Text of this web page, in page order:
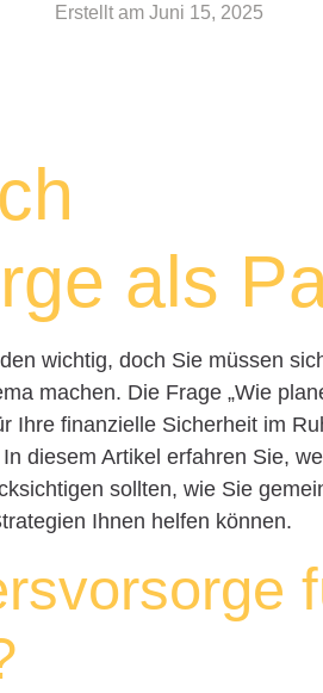
Erstellt am Juni 15, 2025
als
wichtig, doch Sie müssen
machen. Die Frage „Wie
Ihre finanzielle Sicherheit im
diesem Artikel erfahren Sie,
sollten, wie Sie
Ihnen helfen können.